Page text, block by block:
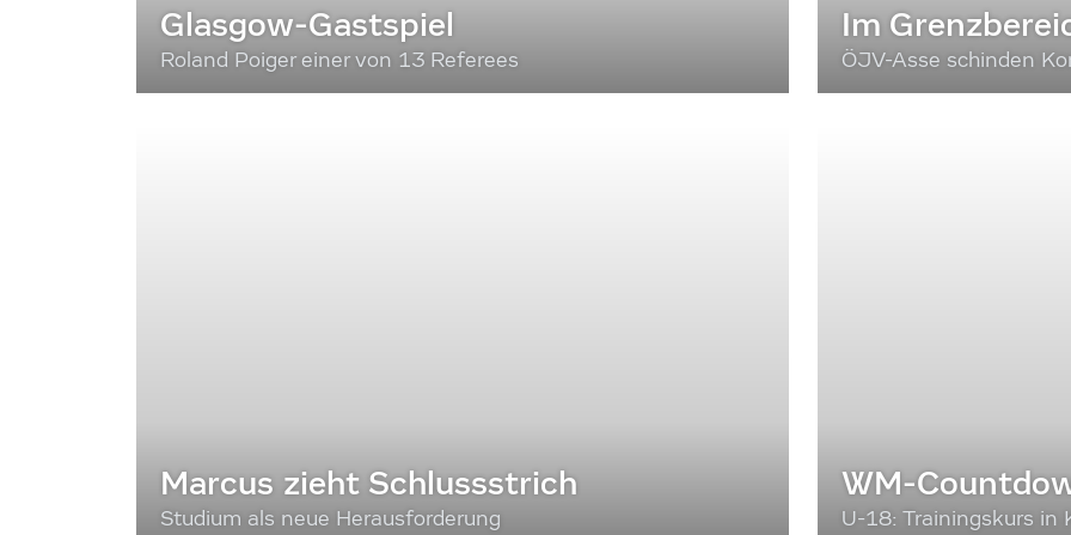
Glasgow-Gastspiel
Roland Poiger einer von 13 Referees
Im
ÖJV-Asse schinden
Marcus zieht Schlussstrich
Studium als neue Herausforderung
WM-
U-18: Trainingskurs in